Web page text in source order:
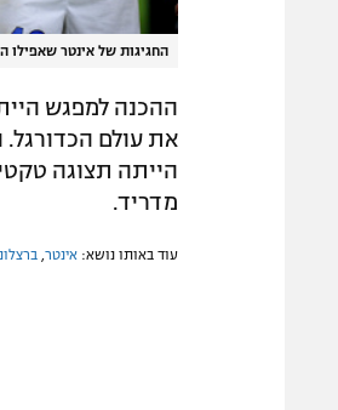
החגיגות של אינטר שאפילו
ההכנה למפגש
את עולם הכדורגל.
הייתה תצוגה
מדריד.
עוד באותו נושא: אינטר